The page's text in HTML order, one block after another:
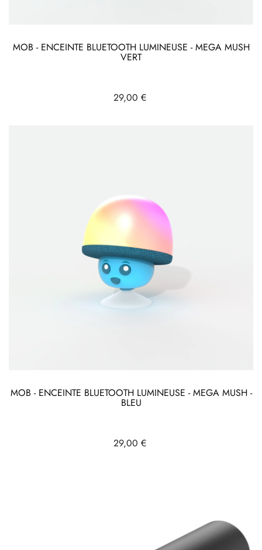
MOB - ENCEINTE BLUETOOTH LUMINEUSE - MEGA MUSH
VERT
Prix
29,00 €
MOB - ENCEINTE BLUETOOTH LUMINEUSE - MEGA MUSH -
BLEU
Prix
29,00 €